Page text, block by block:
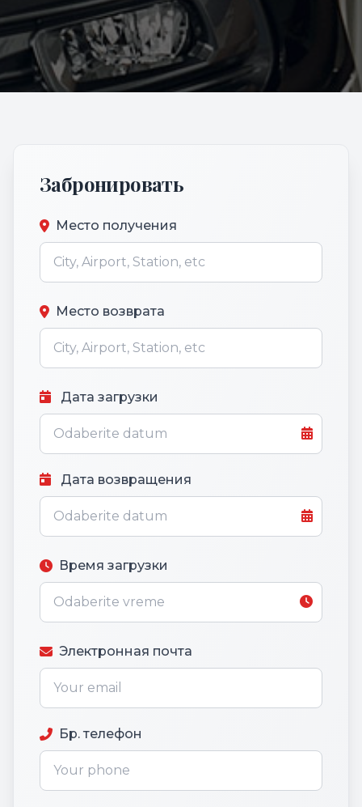
Забронировать
Место получения
Место возврата
Дата загрузки
Дата возвращения
Время загрузки
Электронная почта
Бр. телефон